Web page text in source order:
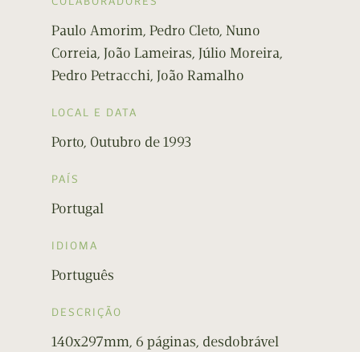
Paulo Amorim, Pedro Cleto, Nuno
Correia, João Lameiras, Júlio Moreira,
Pedro Petracchi, João Ramalho
LOCAL E DATA
Porto, Outubro de 1993
PAÍS
Portugal
IDIOMA
Português
DESCRIÇÃO
140x297mm, 6 páginas, desdobrável